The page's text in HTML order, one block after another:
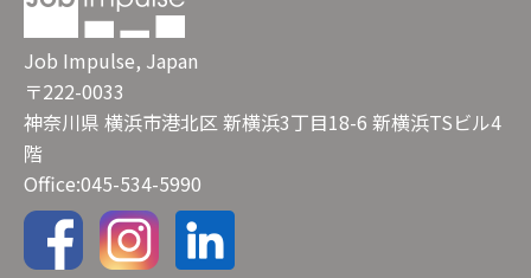
Job Impulse, Japan
〒222-0033
神奈川県 横浜市港北区 新横浜3丁目18-6 新横浜TSビル4
階
Office:045-534-5990